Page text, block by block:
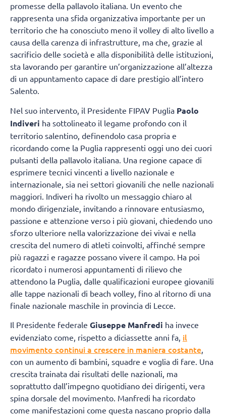
promesse della pallavolo italiana. Un evento che
rappresenta una sfida organizzativa importante per un
territorio che ha conosciuto meno il volley di alto livello a
causa della carenza di infrastrutture, ma che, grazie al
sacrificio delle società e alla disponibilità delle istituzioni,
sta lavorando per garantire un’organizzazione all’altezza
di un appuntamento capace di dare prestigio all’intero
Salento.
Nel suo intervento, il Presidente FIPAV Puglia Paolo
Indiveri ha sottolineato il legame profondo con il
territorio salentino, definendolo casa propria e
ricordando come la Puglia rappresenti oggi uno dei cuori
pulsanti della pallavolo italiana. Una regione capace di
esprimere tecnici vincenti a livello nazionale e
internazionale, sia nei settori giovanili che nelle nazionali
maggiori. Indiveri ha rivolto un messaggio chiaro al
mondo dirigenziale, invitando a rinnovare entusiasmo,
passione e attenzione verso i più giovani, chiedendo uno
sforzo ulteriore nella valorizzazione dei vivai e nella
crescita del numero di atleti coinvolti, affinché sempre
più ragazzi e ragazze possano vivere il campo. Ha poi
ricordato i numerosi appuntamenti di rilievo che
attendono la Puglia, dalle qualificazioni europee giovanili
alle tappe nazionali di beach volley, fino al ritorno di una
finale nazionale maschile in provincia di Lecce.
Il Presidente federale Giuseppe Manfredi ha invece
evidenziato come, rispetto a diciassette anni fa, il
movimento continui a crescere in maniera costante,
con un aumento di bambini, squadre e voglia di fare. Una
crescita trainata dai risultati delle nazionali, ma
soprattutto dall’impegno quotidiano dei dirigenti, vera
spina dorsale del movimento. Manfredi ha ricordato
come manifestazioni come questa nascano proprio dalla